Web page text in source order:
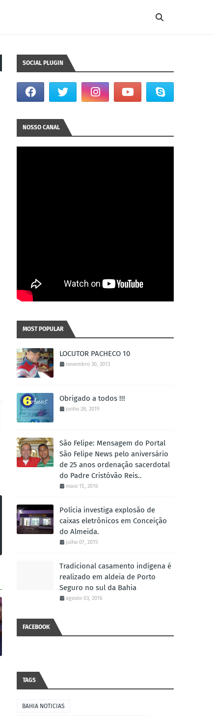
SOCIAL PLUGIN
NOSSO CANAL
MOST POPULAR
LOCUTOR PACHECO 10
novembro 30, 2013
Obrigado a todos !!!
junho 28, 2019
São Felipe: Mensagem do Portal
São Felipe News pelo aniversário
de 25 anos ordenação sacerdotal
do Padre Cristóvão Reis..
maio 15, 2016
Polícia investiga explosão de
caixas eletrônicos em Conceição
do Almeida.
julho 07, 2015
Tradicional casamento indígena é
realizado em aldeia de Porto
Seguro no sul da Bahia
agosto 03, 2016
FACEBOOK
TAGS
BAHIA NOTICIAS